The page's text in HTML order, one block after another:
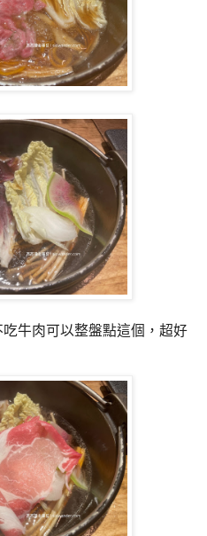
牛肉可以整盤點這個，超好